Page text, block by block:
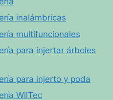
inalámbricas
multifuncionales
para injertar árboles
para injerto y poda
WilTec